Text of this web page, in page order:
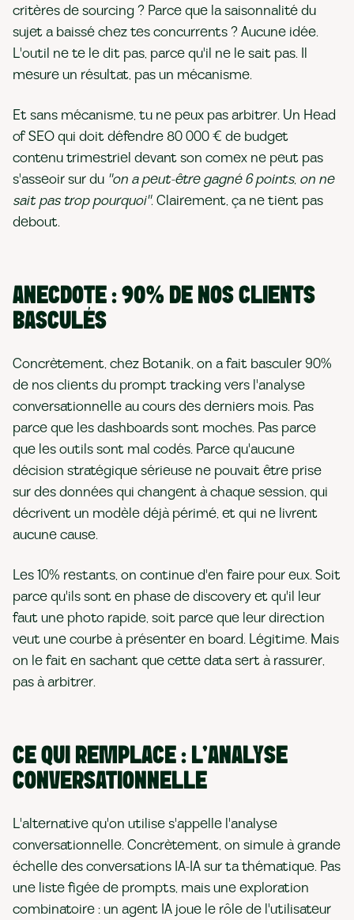
critères de sourcing ? Parce que la saisonnalité du
sujet a baissé chez tes concurrents ? Aucune idée.
L'outil ne te le dit pas, parce qu'il ne le sait pas. Il
mesure un résultat, pas un mécanisme.
Et sans mécanisme, tu ne peux pas arbitrer. Un Head
of SEO qui doit défendre 80 000 € de budget
contenu trimestriel devant son comex ne peut pas
s'asseoir sur du "on a peut-être gagné 6 points, on ne
sait pas trop pourquoi". Clairement, ça ne tient pas
debout.
ANECDOTE : 90% DE NOS CLIENTS
BASCULÉS
Concrètement, chez Botanik, on a fait basculer 90%
de nos clients du prompt tracking vers l'analyse
conversationnelle au cours des derniers mois. Pas
parce que les dashboards sont moches. Pas parce
que les outils sont mal codés. Parce qu'aucune
décision stratégique sérieuse ne pouvait être prise
sur des données qui changent à chaque session, qui
décrivent un modèle déjà périmé, et qui ne livrent
aucune cause.
Les 10% restants, on continue d'en faire pour eux. Soit
parce qu'ils sont en phase de discovery et qu'il leur
faut une photo rapide, soit parce que leur direction
veut une courbe à présenter en board. Légitime. Mais
on le fait en sachant que cette data sert à rassurer,
pas à arbitrer.
CE QUI REMPLACE : L'ANALYSE
CONVERSATIONNELLE
L'alternative qu'on utilise s'appelle l'analyse
conversationnelle. Concrètement, on simule à grande
échelle des conversations IA-IA sur ta thématique. Pas
une liste figée de prompts, mais une exploration
combinatoire : un agent IA joue le rôle de l'utilisateur